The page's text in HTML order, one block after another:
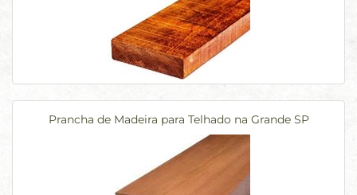
Prancha de Madeira para Telhado na Grande SP